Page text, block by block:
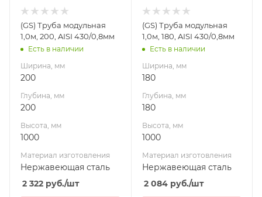
Нержавеющая
сталь
Производитель
(GS) Труба модульная
1,0м, 200, AISI 430/0,8мм
Есть в наличии
Ширина, мм
200
Глубина, мм
200
Высота, мм
1000
Материал изготовления
Нержавеющая сталь
2 322 руб./шт
Нержавеющая
сталь
Производитель
(GS) Труба модульная
1,0м, 180, AISI 430/0,8мм
Есть в наличии
Ширина, мм
180
Глубина, мм
180
Высота, мм
1000
Материал изготовления
Нержавеющая сталь
2 084руб./шт